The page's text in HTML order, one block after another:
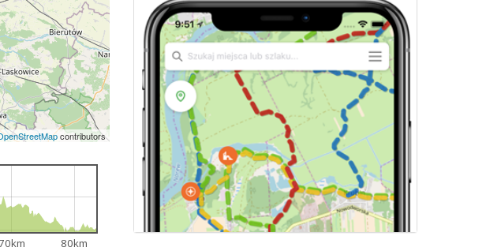
contributors
80km